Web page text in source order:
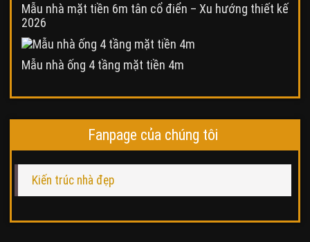
Mẫu nhà mặt tiền 6m tân cổ điển – Xu hướng thiết kế
2026
Mẫu nhà ống 4 tầng mặt tiền 4m
Fanpage của chúng tôi
Kiến trúc nhà đẹp